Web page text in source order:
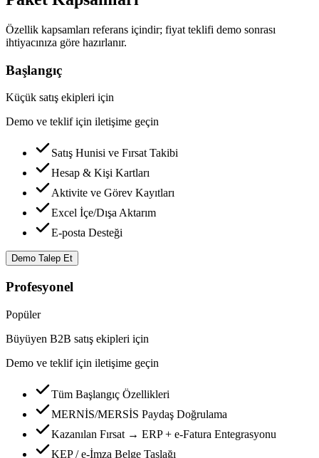
Özellik kapsamları referans içindir; fiyat teklifi demo sonrası
ihtiyacınıza göre hazırlanır.
Başlangıç
Küçük satış ekipleri için
Demo ve teklif için iletişime geçin
Satış Hunisi ve Fırsat Takibi
Hesap & Kişi Kartları
Aktivite ve Görev Kayıtları
Excel İçe/Dışa Aktarım
E-posta Desteği
Demo Talep Et
Profesyonel
Popüler
Büyüyen B2B satış ekipleri için
Demo ve teklif için iletişime geçin
Tüm Başlangıç Özellikleri
MERNİS/MERSİS Paydaş Doğrulama
Kazanılan Fırsat → ERP + e-Fatura Entegrasyonu
KEP / e-İmza Belge Taslağı